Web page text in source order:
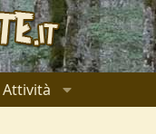
Attività